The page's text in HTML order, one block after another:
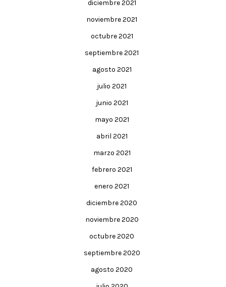
diciembre 2021
noviembre 2021
octubre 2021
septiembre 2021
agosto 2021
julio 2021
junio 2021
mayo 2021
abril 2021
marzo 2021
febrero 2021
enero 2021
diciembre 2020
noviembre 2020
octubre 2020
septiembre 2020
agosto 2020